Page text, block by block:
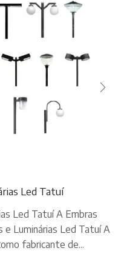
Led Tatuí
Led Tatuí A Embras
e Luminárias Led Tatuí A
fabricante de...